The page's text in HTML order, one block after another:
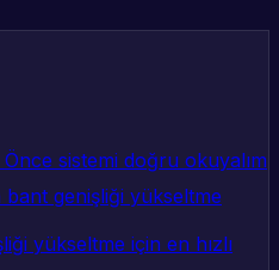
Önce sistemi doğru okuyalım
genişliği yükseltme
yükseltme için en hızlı